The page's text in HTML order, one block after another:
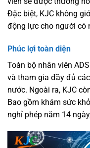
Đặc biệt, KJC không
động lực cho người có
Phúc lợi toàn diện
Toàn bộ nhân viên
và tham gia đầy đủ
nước. Ngoài ra, KJC
Bao gồm khám sức
nghỉ phép năm 14